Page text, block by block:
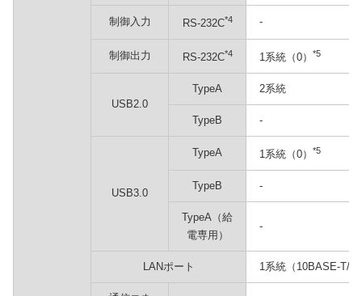
制御入力 RS-232C*4 -
制御出力 RS-232C*4 1系統（0） *5
USB2.0
TypeA 2系統
TypeB -
USB3.0
TypeA 1系統（0） *5
TypeB -
TypeA（給
電専用）
-
LANポート 1系統（10BASE-T/